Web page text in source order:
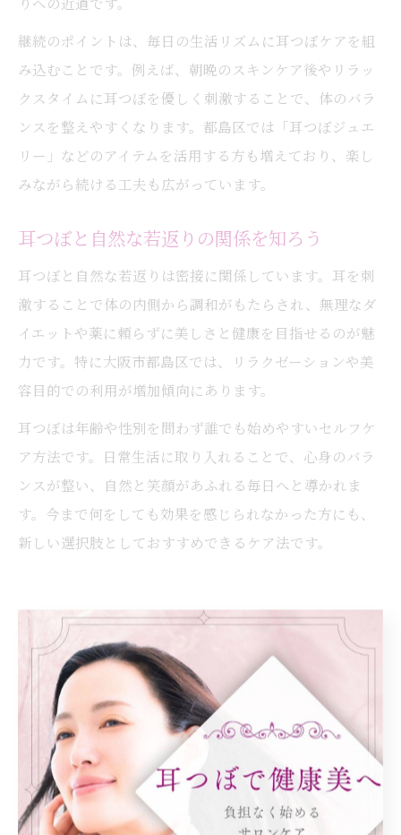
継続のポイントは、毎日の生活リズムに耳つぼケアを組
み込むことです。例えば、朝晩のスキンケア後やリラッ
クスタイムに耳つぼを優しく刺激することで、体のバラ
ンスを整えやすくなります。都島区では「耳つぼジュエ
リー」などのアイテムを活用する方も増えており、楽し
みながら続ける工夫も広がっています。
耳つぼと自然な若返りの関係を知ろう
耳つぼと自然な若返りは密接に関係しています。耳を刺
激することで体の内側から調和がもたらされ、無理なダ
イエットや薬に頼らずに美しさと健康を目指せるのが魅
力です。特に大阪市都島区では、リラクゼーションや美
容目的での利用が増加傾向にあります。
耳つぼは年齢や性別を問わず誰でも始めやすいセルフケ
ア方法です。日常生活に取り入れることで、心身のバラ
ンスが整い、自然と笑顔があふれる毎日へと導かれま
す。今まで何をしても効果を感じられなかった方にも、
新しい選択肢としておすすめできるケア法です。
忙しい女性にも手軽な耳つぼケア術
耳つぼで忙しい日常にも簡単セルフケア
耳つぼは、忙しい大阪市都島区の方でも手軽に取り入れ
られるセルフケアとして注目されています。理由は、耳
には全身のバランスを整えるツボが集まっており、短い